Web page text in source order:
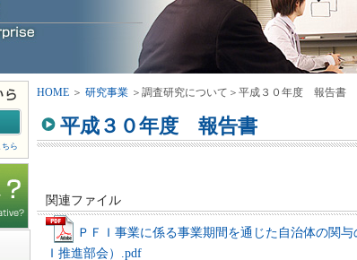
ら
HOME ＞ 研究事業 ＞調査研究について＞平成３０年度 報告書
平成３０年度 報告書
関連ファイル
ＰＦＩ事業に係る事業期間を通じた自治体の関
Ｉ推進部会）.pdf